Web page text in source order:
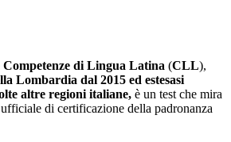
di Lingua Latina (CLL),
Lombardia dal 2015 ed estesasi
altre regioni italiane, è un test che mira
di certificazione della padronanza